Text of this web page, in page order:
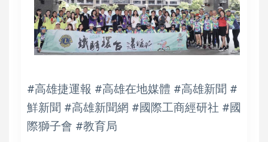
#高雄捷運報 #高雄在地媒體 #高雄新聞 #
鮮新聞 #高雄新聞網 #國際工商經研社 #國
際獅子會 #教育局